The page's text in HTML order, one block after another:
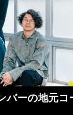
バーの地元